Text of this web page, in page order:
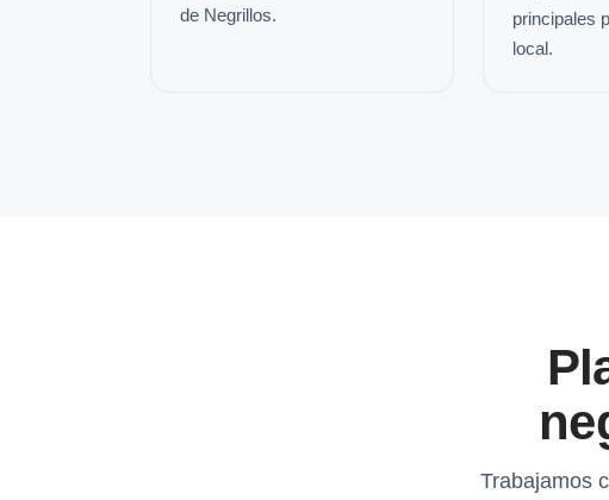
de Negrillos.
principales
local.
Trabajamos